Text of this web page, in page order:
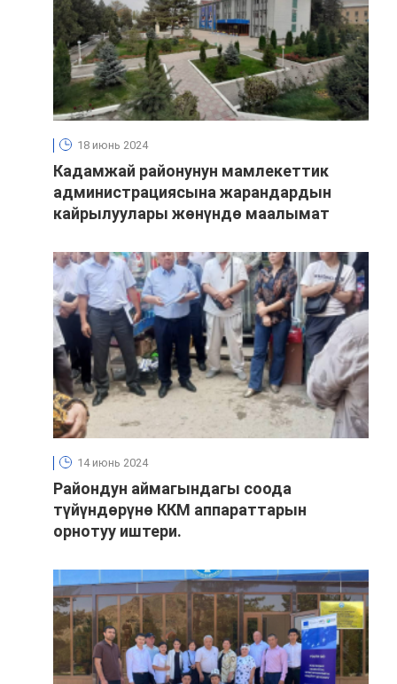
18 июнь 2024
Кадамжай районунун мамлекеттик
администрациясына жарандардын
кайрылуулары жөнүндө маалымат
14 июнь 2024
Райондун аймагындагы соода
түйүндөрүнө ККМ аппараттарын
орнотуу иштери.